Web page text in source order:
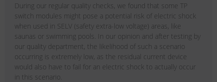
During our regular quality checks, we found that some TP
switch modules might pose a potential risk of electric shock
when used in SELV (safety extra-low voltage) areas, like
saunas or swimming pools. In our opinion and after testing by
our quality department, the likelihood of such a scenario
occurring is extremely low, as the residual current device
would also have to fail for an electric shock to actually occur
in this scenario.